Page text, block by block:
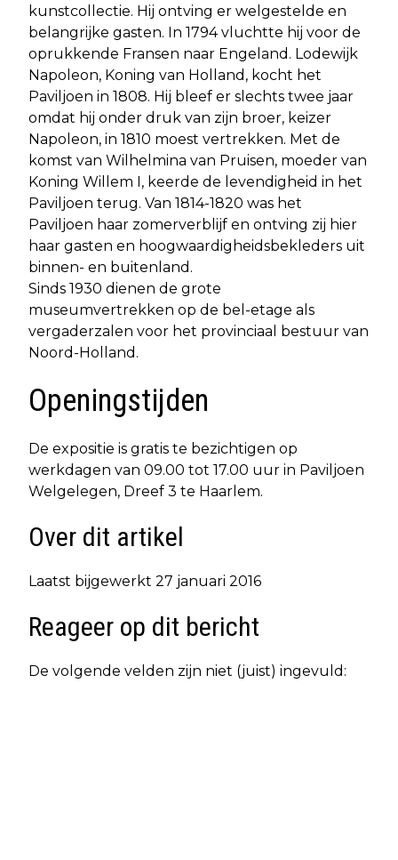
kunstcollectie. Hij ontving er welgestelde en
belangrijke gasten. In 1794 vluchtte hij voor de
oprukkende Fransen naar Engeland. Lodewijk
Napoleon, Koning van Holland, kocht het
Paviljoen in 1808. Hij bleef er slechts twee jaar
omdat hij onder druk van zijn broer, keizer
Napoleon, in 1810 moest vertrekken. Met de
komst van Wilhelmina van Pruisen, moeder van
Koning Willem I, keerde de levendigheid in het
Paviljoen terug. Van 1814-1820 was het
Paviljoen haar zomerverblijf en ontving zij hier
haar gasten en hoogwaardigheidsbekleders uit
binnen- en buitenland.
Sinds 1930 dienen de grote
museumvertrekken op de bel-etage als
vergaderzalen voor het provinciaal bestuur van
Noord-Holland.
Openingstijden
De expositie is gratis te bezichtigen op
werkdagen van 09.00 tot 17.00 uur in Paviljoen
Welgelegen, Dreef 3 te Haarlem.
Over dit artikel
Laatst bijgewerkt 27 januari 2016
Reageer op dit bericht
De volgende velden zijn niet (juist) ingevuld: